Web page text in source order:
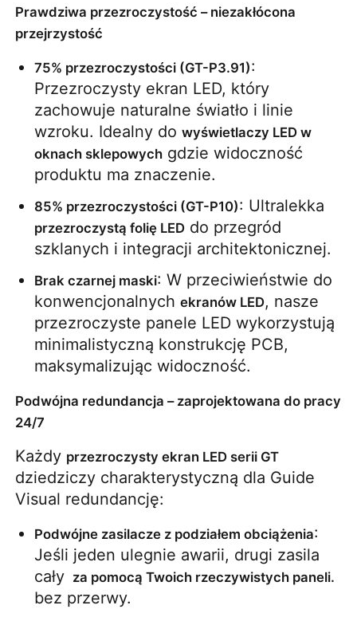
ekran LED na koncerty
Wynajem ekranów LED
Ściana wideo LED Cob
Przezroczysty wyświetlacz LED
Ekran LED SMD
Płyty wyświetleniowe LED zewnętrzne
Zewnętrzny billboard ledowy
Prawdziwa przezroczystość – niezakłócona
przejrzystość
75% przezroczystości (GT-P3.91):
Przezroczysty ekran LED, który
zachowuje naturalne światło i linie
wzroku. Idealny do wyświetlaczy LED w
oknach sklepowych gdzie widoczność
produktu ma znaczenie.
85% przezroczystości (GT-P10)
przezroczystą folię LED do przegród
szklanych i integracji architektonicznej.
Brak czarnej maski: W przeciwieństwie do
konwencjonalnych ekranów LED, nasze
przezroczyste panele LED wykorzystują
minimalistyczną konstrukcję PCB,
maksymalizując widoczność.
Podwójna redundancja – zaprojektowana do pracy
24/7
Każdy przezroczysty ekran LED serii GT
dziedziczy charakterystyczną dla Guide
Visual redundancję:
Podwójne zasilacze z podziałem obciążenia:
Jeśli jeden ulegnie awarii, drugi zasila
cały za pomocą Twoich rzeczywistych paneli.
bez przerwy.